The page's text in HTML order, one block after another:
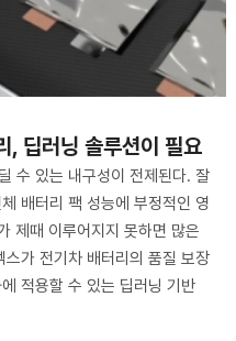
, 딥러닝 솔루션이 필요
수 있는 내구성이 전제된다. 잘
배터리 팩 성능에 부정적인 영
제때 이루어지지 못하면 많은
가 전기차 배터리의 품질 보장
적용할 수 있는 딥러닝 기반